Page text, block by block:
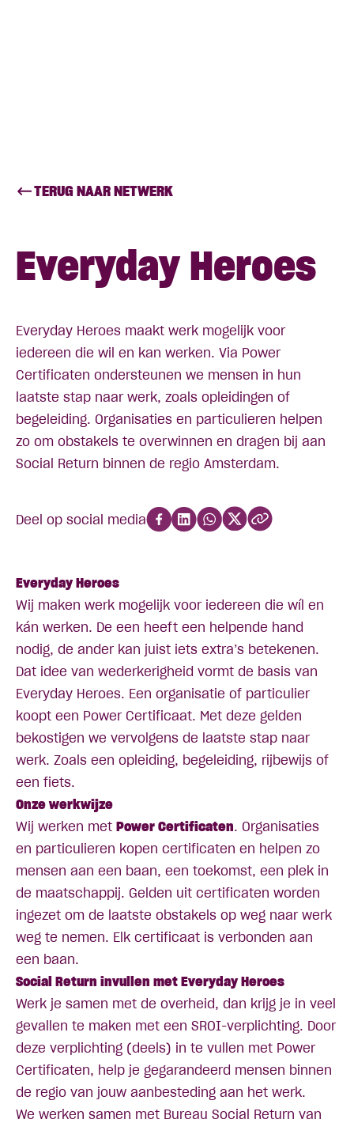
TERUG NAAR NETWERK
Everyday Heroes
Everyday Heroes maakt werk mogelijk voor
iedereen die wil en kan werken. Via Power
Certificaten ondersteunen we mensen in hun
laatste stap naar werk, zoals opleidingen of
begeleiding. Organisaties en particulieren helpen
zo om obstakels te overwinnen en dragen bij aan
Social Return binnen de regio Amsterdam.
Deel op social media
Everyday Heroes
Wij maken werk mogelijk voor iedereen die wíl en
kán werken. De een heeft een helpende hand
nodig, de ander kan juist iets extra’s betekenen.
Dat idee van wederkerigheid vormt de basis van
Everyday Heroes. Een organisatie of particulier
koopt een Power Certificaat. Met deze gelden
bekostigen we vervolgens de laatste stap naar
werk. Zoals een opleiding, begeleiding, rijbewijs of
een fiets.
Onze werkwijze
Wij werken met Power Certificaten. Organisaties
en particulieren kopen certificaten en helpen zo
mensen aan een baan, een toekomst, een plek in
de maatschappij. Gelden uit certificaten worden
ingezet om de laatste obstakels op weg naar werk
weg te nemen. Elk certificaat is verbonden aan
een baan.
Social Return invullen met Everyday Heroes
Werk je samen met de overheid, dan krijg je in veel
gevallen te maken met een SROI-verplichting. Door
deze verplichting (deels) in te vullen met Power
Certificaten, help je gegarandeerd mensen binnen
de regio van jouw aanbesteding aan het werk.
We werken samen met Bureau Social Return van